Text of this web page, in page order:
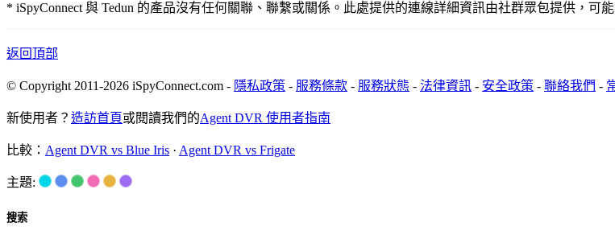
* iSpyConnect 與 Tedun 的產品沒有任何關聯、聯繫或關係。此處提供的連線詳細資訊由社群眾包提供，
返回頂部
© Copyright 2011-2026 iSpyConnect.com - 隱私政策 - 服務條款 - 服務狀態 - 法律資訊 - 安全政策 - 聯絡我們 -
新使用者？ 造訪首頁或閱讀我們的Agent DVR 使用者指南
比較： Agent DVR vs Blue Iris · Agent DVR vs Frigate
主題:
搜索